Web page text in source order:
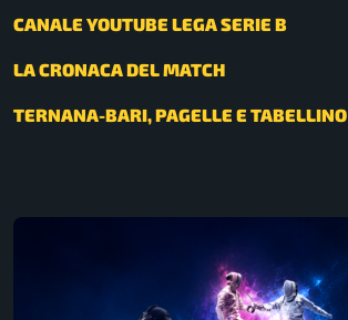
CANALE YOUTUBE LEGA SERIE B
LA CRONACA DEL MATCH
TERNANA-BARI, PAGELLE E TABELLINO